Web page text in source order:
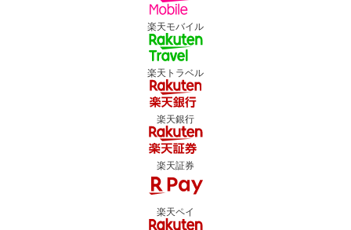
楽天モバイル
楽天トラベル
楽天銀行
楽天証券
楽天ペイ